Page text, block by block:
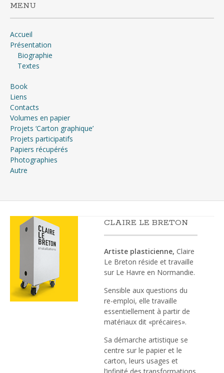
MENU
Accueil
Présentation
Biographie
Textes
Book
Liens
Contacts
Volumes en papier
Projets ‘Carton graphique’
Projets participatifs
Papiers récupérés
Photographies
Autre
CLAIRE LE BRETON
Artiste plasticienne, Claire
Le Breton réside et travaille
sur Le Havre en Normandie.
Sensible aux questions du
re-emploi, elle travaille
essentiellement à partir de
matériaux dit «précaires».
Sa démarche artistique se
centre sur le papier et le
carton, leurs usages et